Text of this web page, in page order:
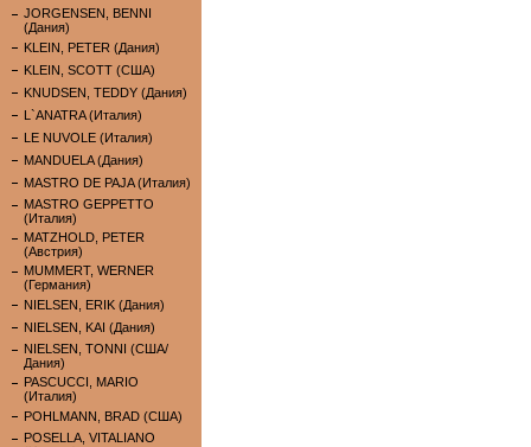
JORGENSEN, BENNI
(Дания)
KLEIN, PETER (Дания)
KLEIN, SCOTT (США)
KNUDSEN, TEDDY (Дания)
L`ANATRA (Италия)
LE NUVOLE (Италия)
MANDUELA (Дания)
MASTRO DE PAJA (Италия)
MASTRO GEPPETTO
(Италия)
MATZHOLD, PETER
(Австрия)
MUMMERT, WERNER
(Германия)
NIELSEN, ERIK (Дания)
NIELSEN, KAI (Дания)
NIELSEN, TONNI (США/
Дания)
PASCUCCI, MARIO
(Италия)
POHLMANN, BRAD (США)
POSELLA, VITALIANO